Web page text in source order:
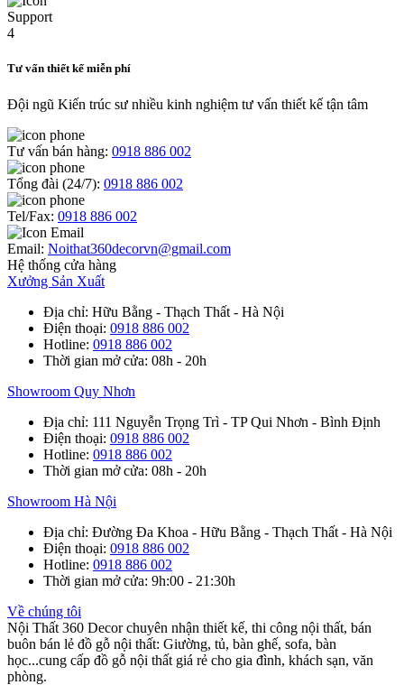
Tư vấn thiết kế miễn phí
Đội ngũ Kiến trúc sư nhiều kinh nghiệm tư vấn thiết kế tận tâm
Tư vấn bán hàng: 0918 886 002
Tổng đài (24/7): 0918 886 002
Tel/Fax: 0918 886 002
Email: Noithat360decorvn@gmail.com
Hệ thống cửa hàng
Xưởng Sản Xuất
Địa chỉ: Hữu Bằng - Thạch Thất - Hà Nội
Điện thoại: 0918 886 002
Hotline: 0918 886 002
Thời gian mở cửa: 08h - 20h
Showroom Quy Nhơn
Địa chỉ: 111 Nguyễn Trọng Trì - TP Qui Nhơn - Bình Định
Điện thoại: 0918 886 002
Hotline: 0918 886 002
Thời gian mở cửa: 08h - 20h
Showroom Hà Nội
Địa chỉ: Đường Đa Khoa - Hữu Bằng - Thạch Thất - Hà Nội
Điện thoại: 0918 886 002
Hotline: 0918 886 002
Thời gian mở cửa: 9h:00 - 21:30h
Về chúng tôi
Nội Thất 360 Decor chuyên nhận thiết kế, thi công nội thất, bán
buôn bán lẻ đồ gỗ nội thất: Giường, tủ, bàn ghế, sofa, bàn
học...cung cấp đồ gỗ nội thất giá rẻ cho gia đình, khách sạn, văn
phòng.